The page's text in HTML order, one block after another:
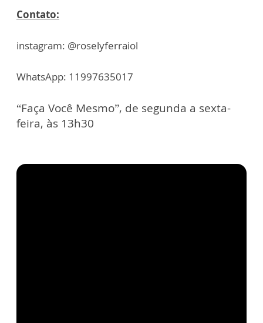
Contato:
instagram: @roselyferraiol
WhatsApp: 11997635017
“Faça Você Mesmo”, de segunda a sexta-
feira, às 13h30